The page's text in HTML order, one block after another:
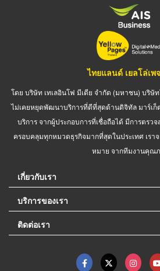
ไทยแลนด์ เยลโล่เพ
โดย บริษัท เทเลอินโฟ มีเดีย จำกัด (มหาชน) บริษัท
ไม่เคยหยุดพัฒนาบริการที่ดีที่สุดด้านดิจิทัล มาร์เก็
บริการ จากผู้ประกอบการที่เชื่อถือได้ มีการตรว
ครอบคลุมทุกหมวดธุรกิจมากที่สุดในประเทศ เรา
หมาย จากทีมงานคุณ
เกี่ยวกับเรา
บริการของเรา
ติดต่อเรา